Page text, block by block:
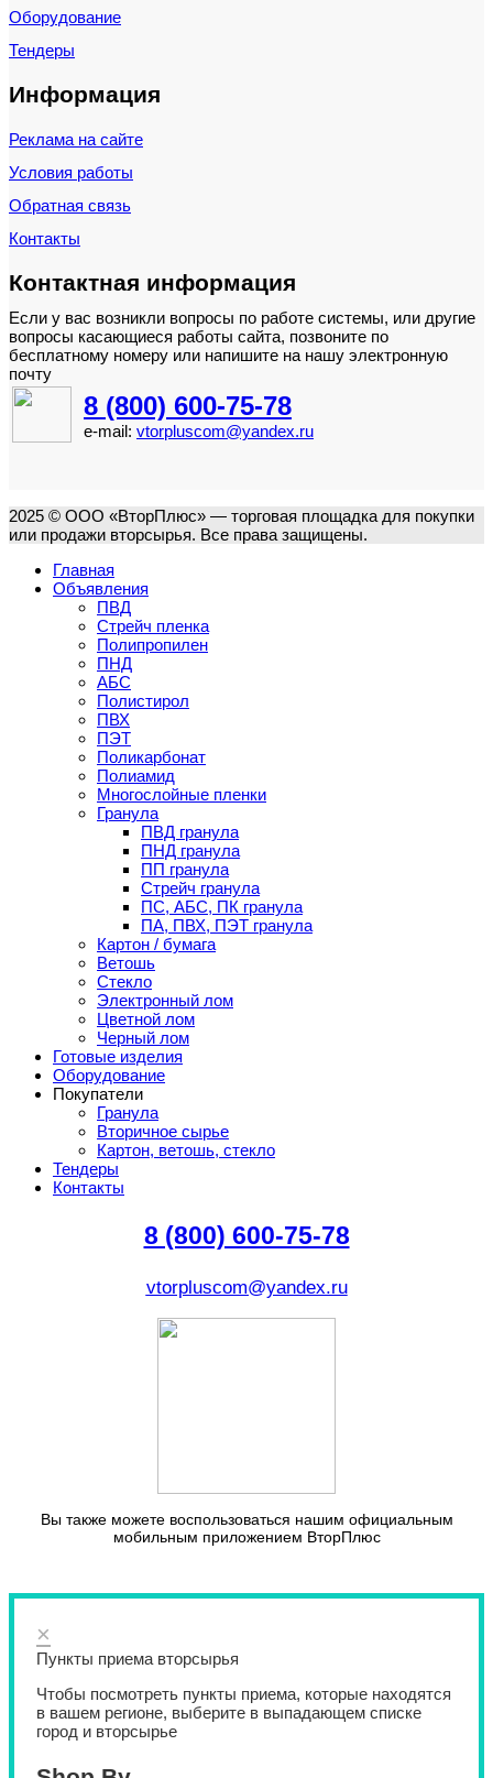
Оборудование
Тендеры
Информация
Реклама на сайте
Условия работы
Обратная связь
Контакты
Контактная информация
Если у вас возникли вопросы по работе системы, или другие
вопросы касающиеся работы сайта, позвоните по
бесплатному номеру или напишите на нашу электронную
почту
8 (800) 600-75-78
e-mail: vtorpluscom@yandex.ru
2025 © ООО «ВторПлюс» — торговая площадка для покупки
или продажи вторсырья. Все права защищены.
Главная
Объявления
ПВД
Стрейч пленка
Полипропилен
ПНД
АБС
Полистирол
ПВХ
ПЭТ
Поликарбонат
Полиамид
Многослойные пленки
Гранула
ПВД гранула
ПНД гранула
ПП гранула
Стрейч гранула
ПС, АБС, ПК гранула
ПА, ПВХ, ПЭТ гранула
Картон / бумага
Ветошь
Стекло
Электронный лом
Цветной лом
Черный лом
Готовые изделия
Оборудование
Покупатели
Гранула
Вторичное сырье
Картон, ветошь, стекло
Тендеры
Контакты
8 (800) 600-75-78
vtorpluscom@yandex.ru
Вы также можете воспользоваться нашим официальным
мобильным приложением ВторПлюс
×
Пункты приема вторсырья
Чтобы посмотреть пункты приема, которые находятся
в вашем регионе, выберите в выпадающем списке
город и вторсырье